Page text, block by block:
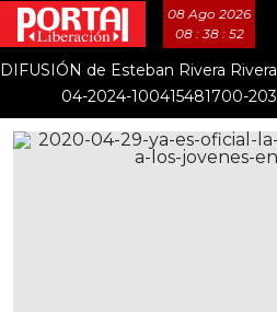
08 Ago 2026
08 : 38 : 52
DIFUSIÓN de Esteban Rivera Rivera
04-2024-100415481700-203